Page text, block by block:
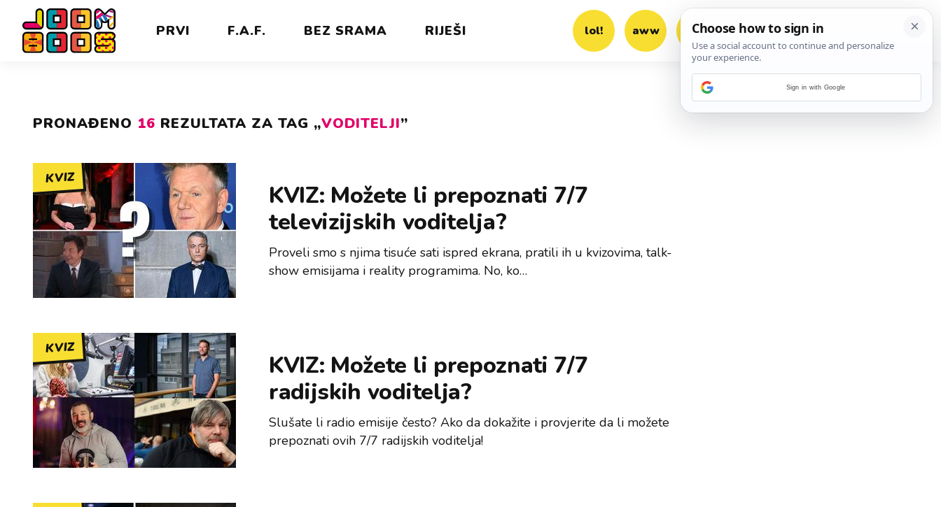
PRVI F.A.F. BEZ SRAMA RIJEŠI lol! aww vrh! woot?!
PRONAĐENO 16 REZULTATA ZA TAG „VODITELJI”
KVIZ
KVIZ: Možete li prepoznati 7/7
televizijskih voditelja?
Proveli smo s njima tisuće sati ispred ekrana, pratili ih u kvizovima, talk-
show emisijama i reality programima. No, ko…
KVIZ
KVIZ: Možete li prepoznati 7/7
radijskih voditelja?
Slušate li radio emisije često? Ako da dokažite i provjerite da li možete
prepoznati ovih 7/7 radijskih voditelja!
Sign in with Google